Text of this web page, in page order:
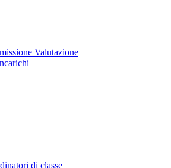
Valutazione
di classe